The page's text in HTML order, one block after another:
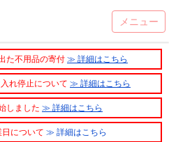
た不用品の寄付 ≫ 詳細はこちら
れ停止について ≫ 詳細はこちら
しました ≫ 詳細はこちら
について ≫ 詳細はこちら